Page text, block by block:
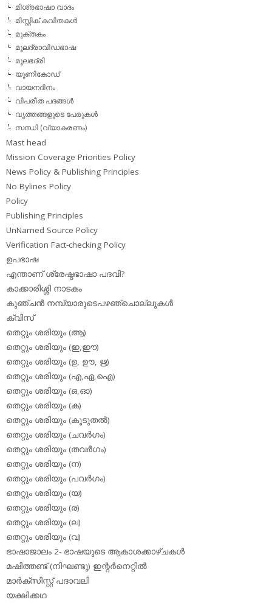
മിശ്രഭാഷാ വാദം
മിസ്റ്റിക് കവിതകള്‍
മുക്തകം
മൂലദ്രാവിഡഭാഷ
മൂലഭദ്രി
യൂണികോഡ്
വായനദിനം
വിപരീത പദങ്ങള്‍
വൃത്തങ്ങളുടെ പേരുകള്‍
സന്ധി (വ്യാകരണം)
Mast head
Mission Coverage Priorities Policy
News Policy & Publishing Principles
No Bylines Policy
Policy
Publishing Principles
UnNamed Source Policy
Verification Fact-checking Policy
ഉപഭാഷ
എന്താണ് ശ്രേഷ്ഠഭാഷാ പദവി?
കാക്കാരിശ്ശി നാടകം
കുഞ്ചന്‍ നമ്പ്യാരുടെപഴഞ്ചൊല്ലുകള്‍
ക്വിസ്
തെറ്റും ശരിയും (ആ)
തെറ്റും ശരിയും (ഇ,ഈ)
തെറ്റും ശരിയും (ഉ, ഊ, ഋ)
തെറ്റും ശരിയും (എ,ഏ,ഐ)
തെറ്റും ശരിയും (ഒ,ഓ)
തെറ്റും ശരിയും (ക)
തെറ്റും ശരിയും (കൂടുതല്‍)
തെറ്റും ശരിയും (ചവര്‍ഗം)
തെറ്റും ശരിയും (തവര്‍ഗം)
തെറ്റും ശരിയും (ന)
തെറ്റും ശരിയും (പവര്‍ഗം)
തെറ്റും ശരിയും (യ)
തെറ്റും ശരിയും (ര)
തെറ്റും ശരിയും (ല)
തെറ്റും ശരിയും (വ)
ഭാഷാജാലം 2- ഭാഷയുടെ ആകാശക്കാഴ്ചകള്‍
മഷിത്തണ്ട് (നിഘണ്ടു) ഇന്റര്‍നെറ്റില്‍
മാര്‍ക്‌സിസ്റ്റ് പദാവലി
യക്ഷിക്കഥ